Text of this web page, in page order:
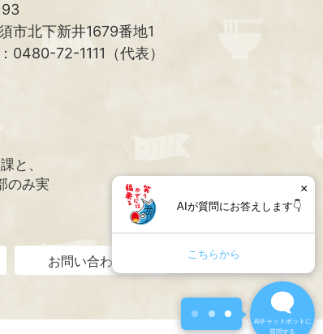
市北下新井1679番地1
0480-72-1111（代表）
と、
のみ実
お問い合わせ
AIが質問にお答えします👇
こちらから
×
質問にAIが自動で応答します。
AIチャットボットに
質問する
1